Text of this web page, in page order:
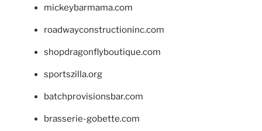
mickeybarmama.com
roadwayconstructioninc.com
shopdragonflyboutique.com
sportszilla.org
batchprovisionsbar.com
brasserie-gobette.com